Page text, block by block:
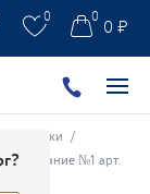
0 0 ₽
0
Шкатулки /
катание №1 арт.